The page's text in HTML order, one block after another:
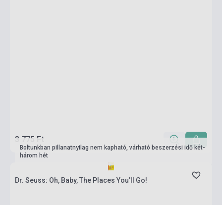
3 775 Ft
Boltunkban pillanatnyilag nem kapható, várható beszerzési idő két-
három hét
Dr. Seuss: Oh, Baby, The Places You'll Go!